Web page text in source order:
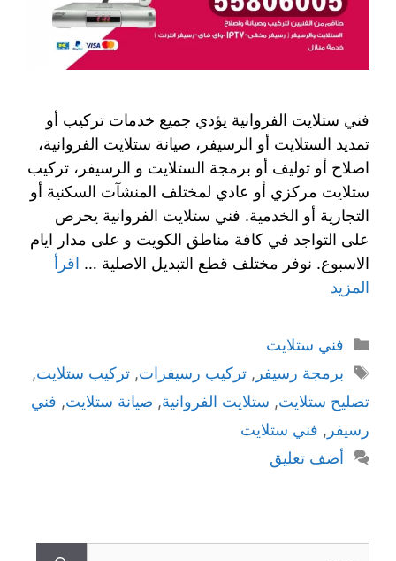
فني ستلايت الفروانية يؤدي جميع خدمات تركيب أو
تمديد الستلايت أو الرسيفر، صيانة ستلايت الفروانية،
اصلاح أو توليف أو برمجة الستلايت و الرسيفر، تركيب
ستلايت مركزي أو عادي لمختلف المنشآت السكنية أو
التجارية أو الخدمية. فني ستلايت الفروانية يحرص
على التواجد في كافة مناطق الكويت و على مدار ايام
الاسبوع. نوفر مختلف قطع التبديل الاصلية … اقرأ
المزيد
التصنيفات
فني ستلايت
الوسوم
برمجة رسيفر , تركيب رسيفرات, تركيب ستلايت,
تصليح ستلايت, ستلايت الفروانية, صيانة ستلايت, فني
رسيفر , فني ستلايت
أضف تعليق